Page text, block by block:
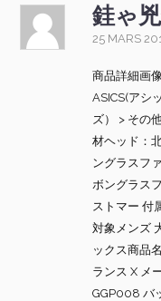
銈ゃ
25 MARS
商品詳細画
ASICS(アシ
ズ） > その
材ヘッド：
ングラスフ
ボングラス
ストマー 付
対象メンズ
ックス商品
ランス X メ
GGP008 バ